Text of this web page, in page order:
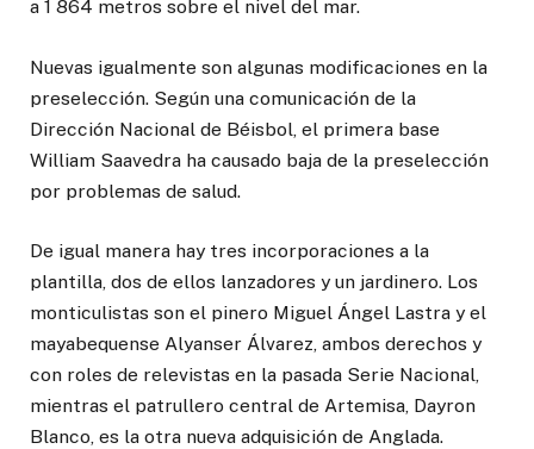
a 1 864 metros sobre el nivel del mar.
Nuevas igualmente son algunas modificaciones en la
preselección. Según una comunicación de la
Dirección Nacional de Béisbol, el primera base
William Saavedra ha causado baja de la preselección
por problemas de salud.
De igual manera hay tres incorporaciones a la
plantilla, dos de ellos lanzadores y un jardinero. Los
monticulistas son el pinero Miguel Ángel Lastra y el
mayabequense Alyanser Álvarez, ambos derechos y
con roles de relevistas en la pasada Serie Nacional,
mientras el patrullero central de Artemisa, Dayron
Blanco, es la otra nueva adquisición de Anglada.